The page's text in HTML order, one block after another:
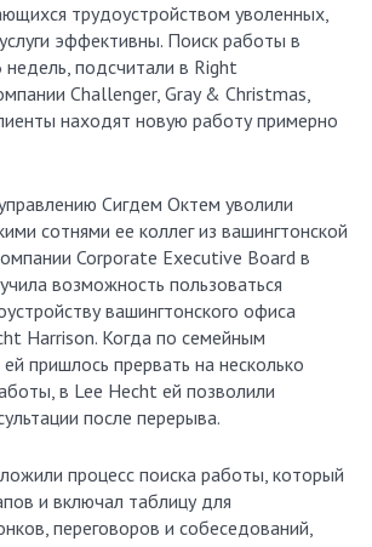
трудоустройством уволенных,
эффективны. Поиск работы в
подсчитали в Right
Challenger, Gray & Christmas,
находят новую работу примерно
Сигдем Октем уволили
сотнями ее коллег из вашингтонской
Corporate Executive Board в
возможность пользоваться
вашингтонского офиса
Harrison. Когда по семейным
пришлось прервать на несколько
в Lee Hecht ей позволили
после перерыва.
процесс поиска работы, который
и включал таблицу для
переговоров и собеседований,